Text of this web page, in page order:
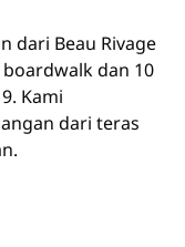
dari Beau Rivage
dan 10
Kami
dari teras